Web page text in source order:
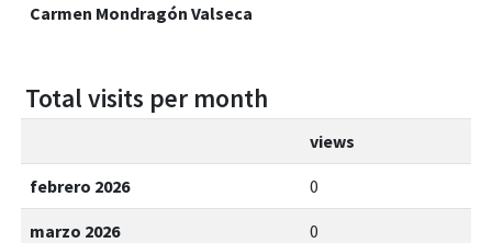
Carmen Mondragón Valseca
Total visits per month
views
febrero 2026 0
marzo 2026 0